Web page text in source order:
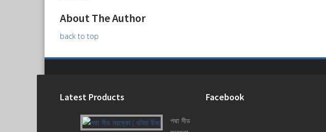
About The Author
back to top
Latest Products
পদ্মা সীড
Facebook